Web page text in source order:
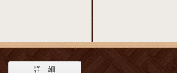
詳 細